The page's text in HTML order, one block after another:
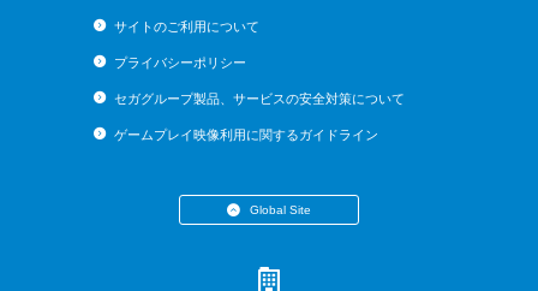
サイトのご利用について
プライバシーポリシー
セガグループ製品、サービスの安全対策について
ゲームプレイ映像利用に関するガイドライン
Global Site
・English (US)
・English (AU)